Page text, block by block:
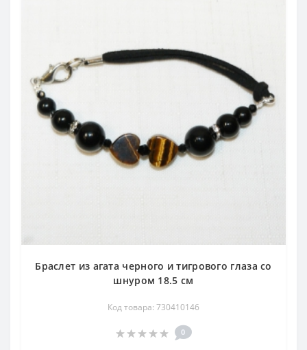
Браслет из агата черного и тигрового глаза со
шнуром 18.5 см
Код товара: 730410146
0